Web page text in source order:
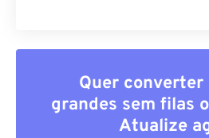
Quer converter
grandes sem filas
Atualize